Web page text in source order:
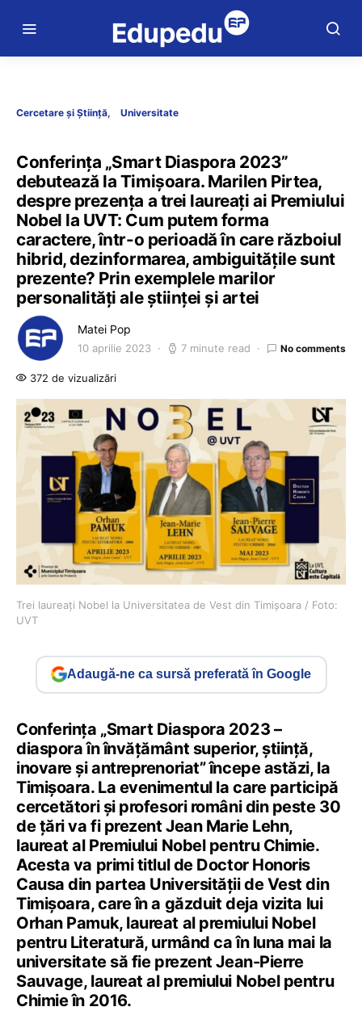
Cercetare și Știință Universitate
Conferința „Smart Diaspora 2023”
debutează la Timișoara. Marilen Pirtea,
despre prezența a trei laureați ai Premiului
Nobel la UVT: Cum putem forma
caractere, într-o perioadă în care războiul
hibrid, dezinformarea, ambiguitățile sunt
prezente? Prin exemplele marilor
personalități ale științei și artei
Matei Pop
10 aprilie 2023 7 minute read No comments
372 de vizualizări
Trei laureați Nobel la Universitatea de Vest din Timișoara / Foto:
UVT
Adaugă-ne ca sursă preferată în Google
Conferința „Smart Diaspora 2023 –
diaspora în învățământ superior, știință,
inovare și antreprenoriat” începe astăzi, la
Timișoara. La evenimentul la care participă
cercetători și profesori români din peste 30
de țări va fi prezent Jean Marie Lehn,
laureat al Premiului Nobel pentru Chimie.
Acesta va primi titlul de Doctor Honoris
Causa din partea Universității de Vest din
Timișoara, care în a găzduit deja vizita lui
Orhan Pamuk, laureat al premiului Nobel
pentru Literatură, urmând ca în luna mai la
universitate să fie prezent Jean-Pierre
Sauvage, laureat al premiului Nobel pentru
Chimie în 2016.